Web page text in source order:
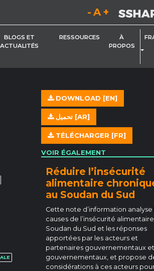
Diminuez la taille de la
Réinitialisez
BLOGS ET
ACTUALITÉS
RESSOURCES
À
PROPOS
DOWNLOAD [EN]
تحميل [AR]
TÉLÉCHARGER [FR]
VOIR ÉGALEMENT
Réduire l’insécurité
alimentaire
au Soudan du Sud
Cette note d’information analyse
causes de l’insécurité
Soudan du Sud et les réponses
apportées par les acteurs et
partenaires gouvernementaux
gouvernementaux, et propose
considérations à ces acteurs